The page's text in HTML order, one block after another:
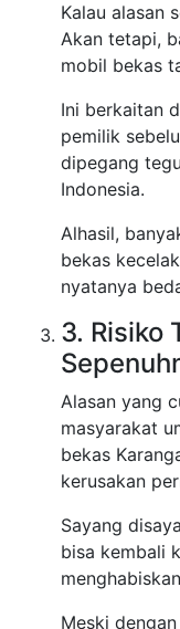
Kalau alasan
Akan tetapi,
mobil bekas
Ini berkaitan
pemilik
dipegang
Indonesia.
Alhasil,
bekas
nyatanya
3. Risiko
Alasan yang
masyarakat
bekas
kerusakan
Sayang
bisa kembali
Meski